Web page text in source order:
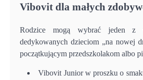
Vibovit dla małych
Rodzice mogą wybrać jeden z
dedykowanych dzieciom „na nowej
początkującym przedszkolakom albo
Vibovit Junior w proszku o